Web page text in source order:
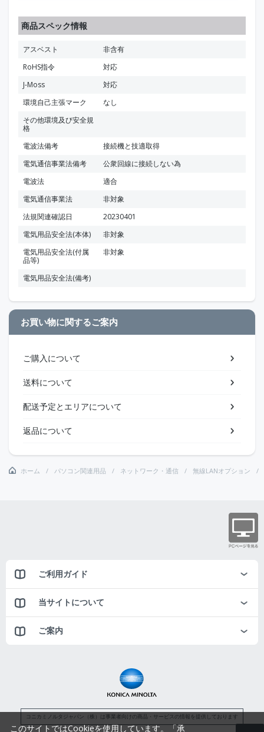
商品スペック情報
アスベスト
非含有
RoHS指令
対応
J-Moss
対応
環境自己主張マーク
なし
その他環境及び安全規
格
電波法備考
接続機と技適取得
電気通信事業法備考
公衆回線に接続しない為
電波法
適合
電気通信事業法
非対象
法規関連確認日
20230401
電気用品安全法(本体)
非対象
電気用品安全法(付属
品等)
非対象
電気用品安全法(備考)
お買い物に関するご案内
ご購入について
送料について
配送予定とエリアについて
返品について
ホーム パソコン関連用品 ネットワーク・通信 無線LANオプション
ご利用ガイド
当サイトについて
ご案内
コニカミノルタジャパン（株）は事業者向けの商品・サービスの情報を提供しております
このサイトではCookieを使用しています。「承